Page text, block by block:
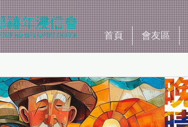
首頁 會友區